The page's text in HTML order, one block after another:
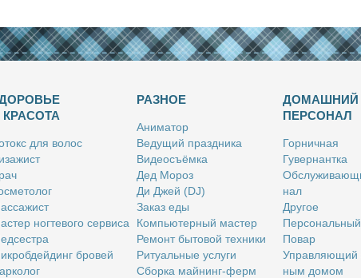
КРАСОТА
для во­лос
ног­те­во­го сер­ви­са
бро­вей
РАЗНОЕ
Ани­ма­тор
Ве­ду­щий празд­ни­ка
Ви­део­съём­ка
Дед Мо­роз
Ди Джей (DJ)
За­каз еды
Ком­пью­тер­ный ма­стер
Ре­монт бы­то­вой тех­ни­ки
Ри­ту­аль­ные услу­ги
Сбор­ка май­нинг-ферм
ДОМАШНИЙ
ПЕРСОНАЛ
Гор­нич­ная
Гу­вер­нант­ка
нал
Дру­гое
По­вар
Управ­ля­ю­щий
ным до­мом